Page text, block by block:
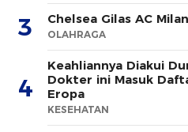
3 Chelsea Gilas AC
OLAHRAGA
4
Keahliannya Diakui
Dokter ini Masuk
Eropa
KESEHATAN